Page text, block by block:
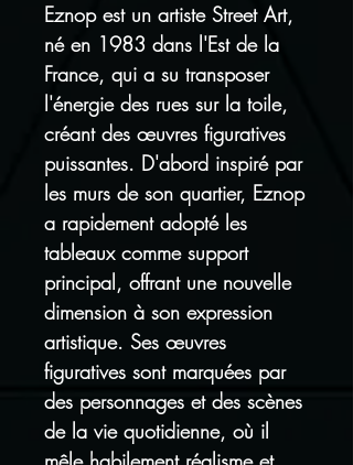
Eznop est un artiste Street Art,
né en 1983 dans l'Est de la
France, qui a su transposer
l'énergie des rues sur la toile,
créant des œuvres figuratives
puissantes. D'abord inspiré par
les murs de son quartier, Eznop
a rapidement adopté les
tableaux comme support
principal, offrant une nouvelle
dimension à son expression
artistique. Ses œuvres
figuratives sont marquées par
des personnages et des scènes
de la vie quotidienne, où il